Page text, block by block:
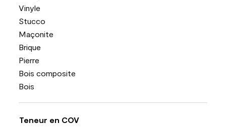
Vinyle
Stucco
Maçonite
Brique
Pierre
Bois composite
Bois
Teneur en COV